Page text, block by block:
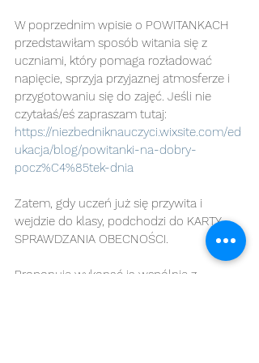
W poprzednim wpisie o POWITANKACH
przedstawiłam sposób witania się z
uczniami, który pomaga rozładować
napięcie, sprzyja przyjaznej atmosferze i
przygotowaniu się do zajęć. Jeśli nie
czytałaś/eś zapraszam tutaj:
https://niezbedniknauczyci.wixsite.com/ed
ukacja/blog/powitanki-na-dobry-
pocz%C4%85tek-dnia
Zatem, gdy uczeń już się przywita i
wejdzie do klasy, podchodzi do KARTY
SPRAWDZANIA OBECNOŚCI.
Proponuję wykonać ją wspólnie z